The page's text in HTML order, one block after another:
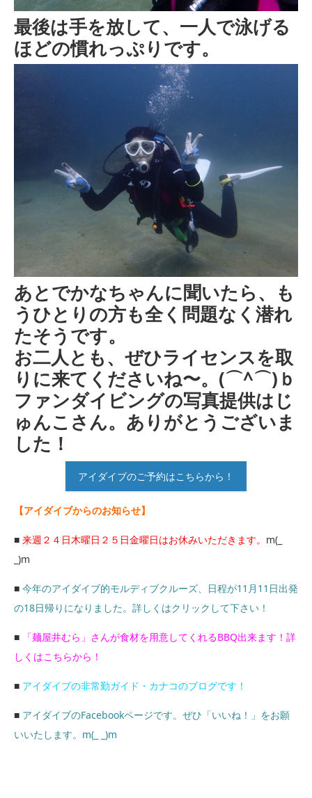
最後は手を放して、一人で泳げる
ほどの慣れっぷりです。
あとでかなちゃんに聞いたら、も
うひとりの方も全く問題なく潜れ
たそうです。
お二人とも、ぜひライセンスを取
りに来てくださいね〜。(⌒^⌒)ｂ
ファンダイビングの写真提供はじ
ゅんこさん。ありがとうございま
した！
アイダイブのご予約はこちらから！
【アイダイブからのお知らせ】
■ 来週２４日木曜日２５日金曜日はお休みいただきます。 m(_
_)m
■ 今年のアイダイブ的モルディブクルーズ、日程が11月11日出発
の18日帰りになりました。詳しくはクリックして下さい！
■
「麺屋井むら」さんが食材を用意してくれるBBQ出来ます！詳
しくはこちらから！
■ アイダイブの非常勤ガイド・カナコのブログです！
■ アイダイブのFacebookページです。ぜひ「いいね！」をお願
いいたします。m(_ _)m